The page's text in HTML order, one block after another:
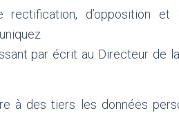
rectification, d’opposition
par écrit au Directeur de
à des tiers les données